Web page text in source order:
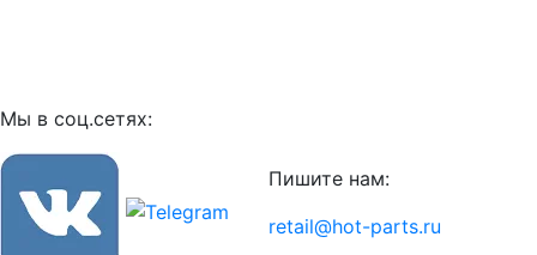
Мы в соц.сетях:
Пишите нам:
retail@hot-parts.ru